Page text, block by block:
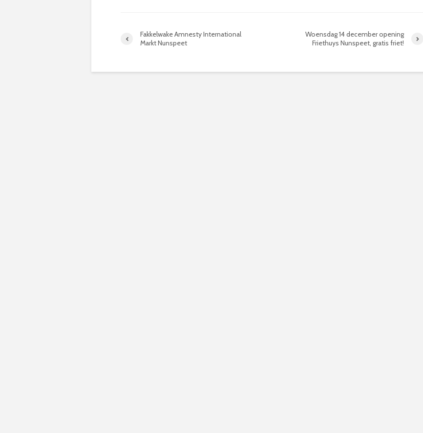
Fakkelwake Amnesty International
Markt Nunspeet
Woensdag 14 december opening
Friethuys Nunspeet, gratis friet!